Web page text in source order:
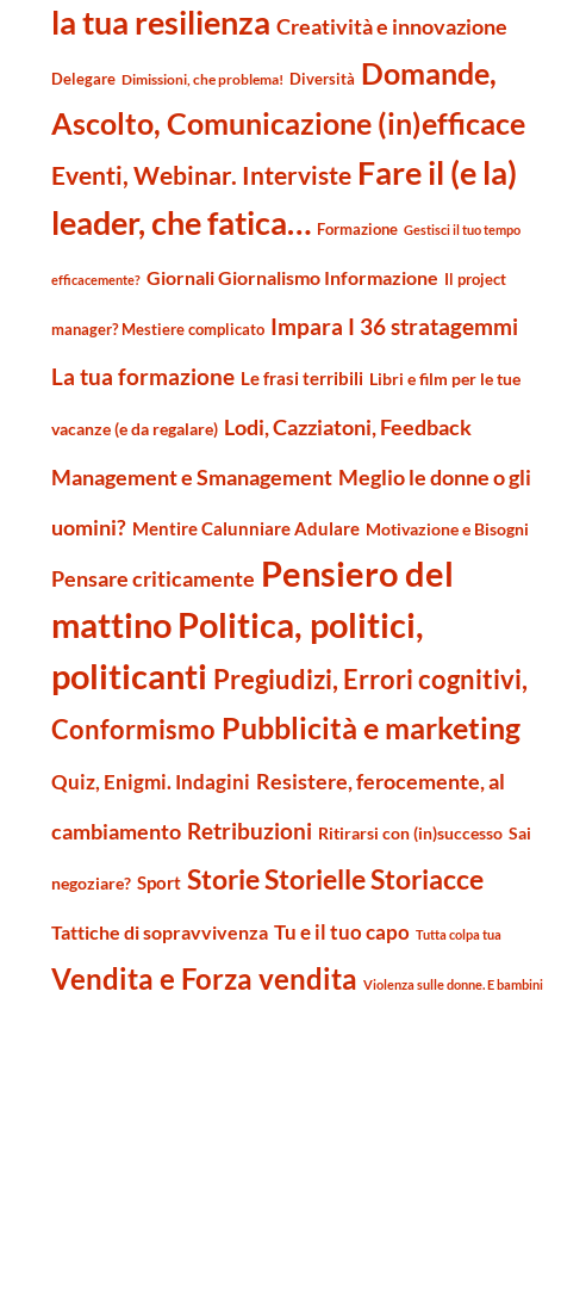
la tua resilienza Creatività e innovazione
Delegare Dimissioni, che problema! Diversità Domande,
Ascolto, Comunicazione (in)efficace
Eventi, Webinar. Interviste Fare il (e la)
leader, che fatica… Formazione Gestisci il tuo tempo
efficacemente? Giornali Giornalismo Informazione Il project
manager? Mestiere complicato Impara I 36 stratagemmi
La tua formazione Le frasi terribili Libri e film per le tue
vacanze (e da regalare) Lodi, Cazziatoni, Feedback
Management e Smanagement Meglio le donne o gli
uomini? Mentire Calunniare Adulare Motivazione e Bisogni
Pensare criticamente Pensiero del
mattino Politica, politici,
politicanti Pregiudizi, Errori cognitivi,
Conformismo Pubblicità e marketing
Quiz, Enigmi. Indagini Resistere, ferocemente, al
cambiamento Retribuzioni Ritirarsi con (in)successo Sai
negoziare? Sport Storie Storielle Storiacce
Tattiche di sopravvivenza Tu e il tuo capo Tutta colpa tua
Vendita e Forza vendita Violenza sulle donne. E bambini